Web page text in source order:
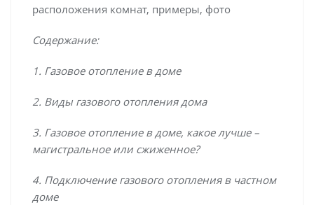
расположения комнат, примеры, фото
Содержание:
1. Газовое отопление в доме
2. Виды газового отопления дома
3. Газовое отопление в доме, какое лучше –
магистральное или сжиженное?
4. Подключение газового отопления в частном
доме